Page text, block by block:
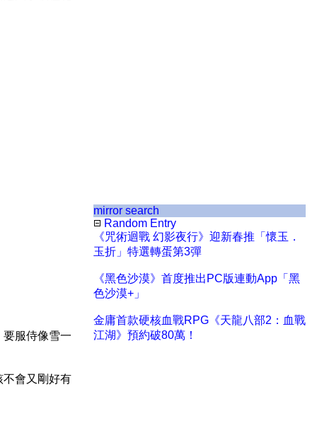
服侍像雪一
會又剛好有
mirror search
Random Entry
《咒術迴戰 幻影夜行》迎新春推「懷玉．
玉折」特選轉蛋第3彈
《黑色沙漠》首度推出PC版連動App「黑
色沙漠+」
金庸首款硬核血戰RPG《天龍八部2：血戰
江湖》預約破80萬！